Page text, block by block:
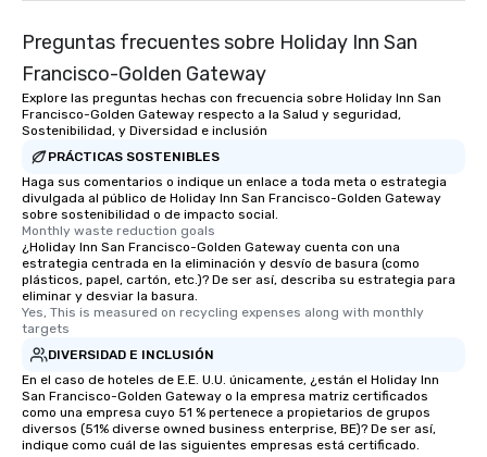
Preguntas frecuentes sobre Holiday Inn San
Francisco-Golden Gateway
Explore las preguntas hechas con frecuencia sobre Holiday Inn San
Francisco-Golden Gateway respecto a la Salud y seguridad,
Sostenibilidad, y Diversidad e inclusión
PRÁCTICAS SOSTENIBLES
Haga sus comentarios o indique un enlace a toda meta o estrategia
divulgada al público de Holiday Inn San Francisco-Golden Gateway
sobre sostenibilidad o de impacto social.
Monthly waste reduction goals
¿Holiday Inn San Francisco-Golden Gateway cuenta con una
estrategia centrada en la eliminación y desvío de basura (como
plásticos, papel, cartón, etc.)? De ser así, describa su estrategia para
eliminar y desviar la basura.
Yes, This is measured on recycling expenses along with monthly
targets
DIVERSIDAD E INCLUSIÓN
En el caso de hoteles de E.E. U.U. únicamente, ¿están el Holiday Inn
San Francisco-Golden Gateway o la empresa matriz certificados
como una empresa cuyo 51 % pertenece a propietarios de grupos
diversos (51% diverse owned business enterprise, BE)? De ser así,
indique como cuál de las siguientes empresas está certificado.